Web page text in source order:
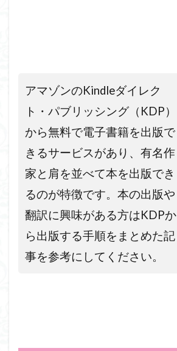
アマゾンのKindleダイレク
ト・パブリッシング（KDP）
から無料で電子書籍を出版で
きるサービスがあり、有名作
家と肩を並べて本を出版でき
るのが特徴です。本の出版や
翻訳に興味がある方はKDPか
ら出版する手順をまとめた記
事を参考にしてください。